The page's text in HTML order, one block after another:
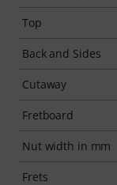
Top
Back and Sides
Cutaway
Fretboard
Nut width in mm
Frets